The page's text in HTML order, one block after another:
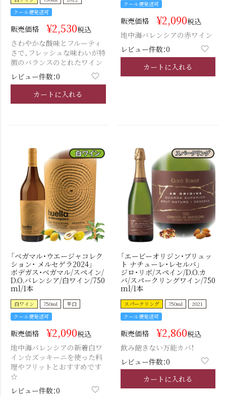
クール便発送可
販売価格 ¥2,530税込
さわやかな酸味とフルーティ
さで、フレッシュな味わいが特
徴のバランスのとれたワイン
レビュー件数：0
カートに入れる
クール便発送可
販売価格 ¥2,090税込
地中海バレンシアの赤ワイン
レビュー件数：0
カートに入れる
「ベガマル・ウエージャコレク
ション・ メルセゲラ2024」
ボデガス・ベガマル/スペイン/
D.O.バレンシア/白ワイン/750
ml/1本
白ワイン 750ml
辛口
クール便発送可
販売価格 ¥2,090税込
地中海バレンシアの新着白ワ
イン☆ズッキーニを使った料
理やフリットとおすすめです
☆
レビュー件数：0
「エービーオリジン・ブリュッ
ト ナチューレ・レセルバ」
ジロ・リボ/スペイン/D.O.カ
バ/スパークリングワイン/750
ml/1本
スパークリング 750ml
2021
クール便発送可
販売価格 ¥2,860税込
飲み飽きない万能カバ！
レビュー件数：0
カートに入れる